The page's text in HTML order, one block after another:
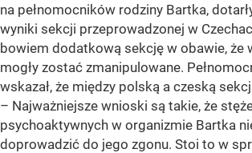
na pełnomocników rodziny Bartka,
wyniki sekcji przeprowadzonej w
bowiem dodatkową sekcję w obawie, że
mogły zostać zmanipulowane.
wskazał, że między polską a czeską
– Najważniejsze wnioski są takie, że
psychoaktywnych w organizmie Bartka
doprowadzić do jego zgonu. Stoi to w